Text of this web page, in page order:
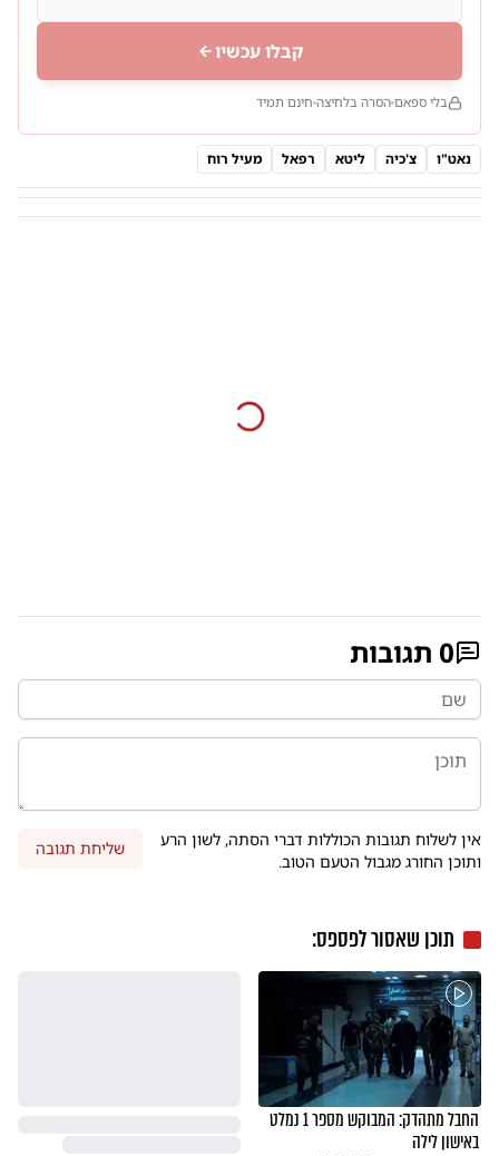
קבלו עכשיו
בלי ספאם הסרה בלחיצה חינם תמיד
נאט"ו צ'כיה ליטא רפאל מעיל רוח
0 תגובות
אין לשלוח תגובות הכוללות דברי הסתה, לשון הרע
ותוכן החורג מגבול הטעם הטוב.
שליחת תגובה
תוכן שאסור לפספס:
החבל מתהדק: המבוקש מספר 1 נמלט
באישון לילה